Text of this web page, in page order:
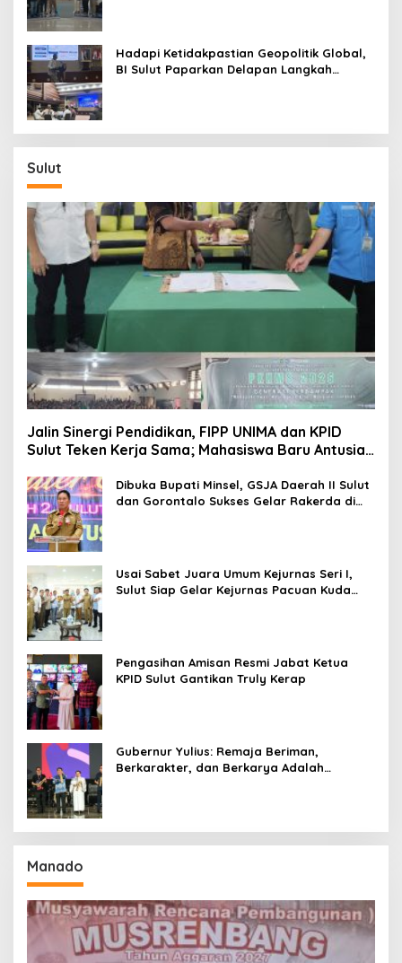
Hadapi Ketidakpastian Geopolitik Global,
BI Sulut Paparkan Delapan Langkah
Sulut
Jalin Sinergi Pendidikan, FIPP UNIMA dan KPID
Sulut Teken Kerja Sama; Mahasiswa Baru Antusias
Dibuka Bupati Minsel, GSJA Daerah II Sulut
dan Gorontalo Sukses Gelar Rakerda di
Usai Sabet Juara Umum Kejurnas Seri I,
Sulut Siap Gelar Kejurnas Pacuan Kuda
Pengasihan Amisan Resmi Jabat Ketua
KPID Sulut Gantikan Truly Kerap
Gubernur Yulius: Remaja Beriman,
Berkarakter, dan Berkarya Adalah
Manado